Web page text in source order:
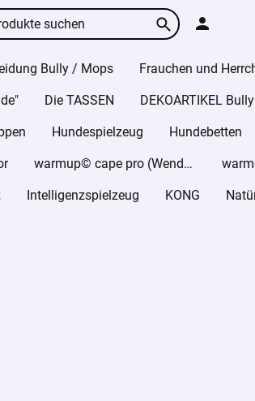
Bully / Mops Frauchen und
Die TASSEN DEKOARTIKEL
Hundespielzeug Hundebetten
warmup© cape pro (Wende-Cape)
Intelligenzspielzeug KONG